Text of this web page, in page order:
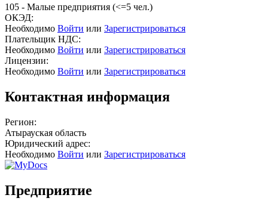
105 - Малые предприятия (<=5 чел.)
ОКЭД:
Необходимо Войти или Зарегистрироваться
Плательщик НДС:
Необходимо Войти или Зарегистрироваться
Лицензии:
Необходимо Войти или Зарегистрироваться
Контактная информация
Регион:
Атырауская область
Юридический адрес:
Необходимо Войти или Зарегистрироваться
Предприятие